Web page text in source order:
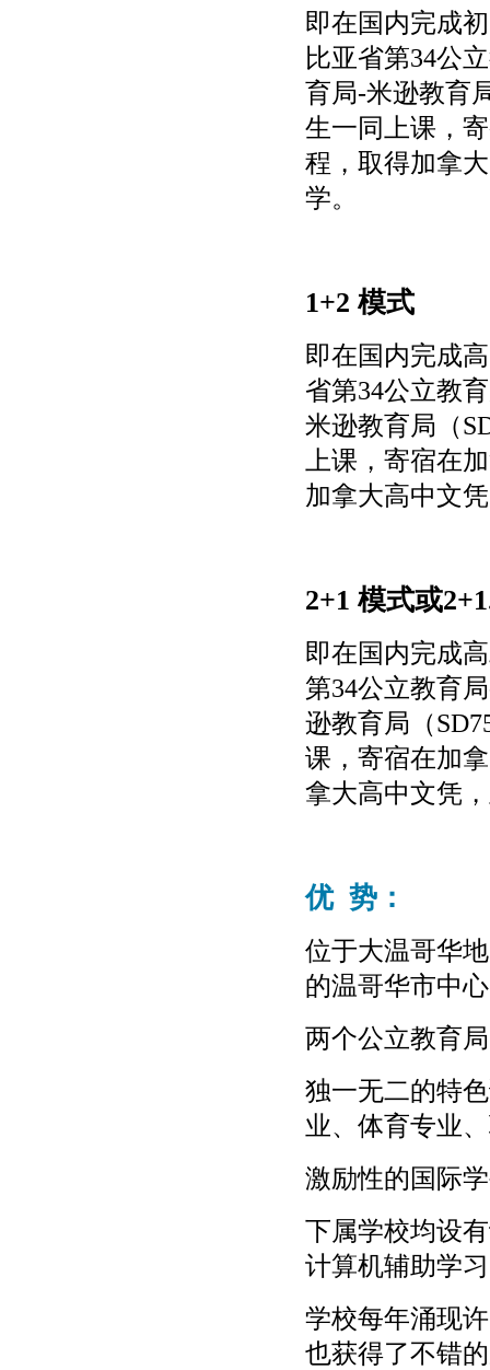
即在国内完成
比亚省第34公
育局-米逊教育
生一同上课，
程，取得加拿
学。
1+2 模式
即在国内完成
省第34公立教
米逊教育局（
上课，寄宿在
加拿大高中文
2+1 模式或
即在国内完成
第34公立教育
逊教育局（
课，寄宿在加
拿大高中文凭
优 势：
位于大温哥华
的温哥华市中
两个公立教育
独一无二的特
业、体育专业
激励性的国际
下属学校均设
计算机辅助学
学校每年涌现
也获得了不错